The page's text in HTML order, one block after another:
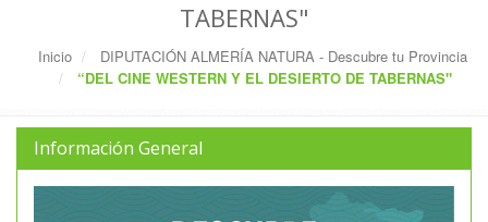
TABERNAS"
Inicio
DIPUTACIÓN ALMERÍA NATURA - Descubre tu Provincia
“DEL CINE WESTERN Y EL DESIERTO DE TABERNAS"
Información General